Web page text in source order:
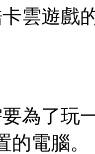
雲遊戲
為了玩
電腦。